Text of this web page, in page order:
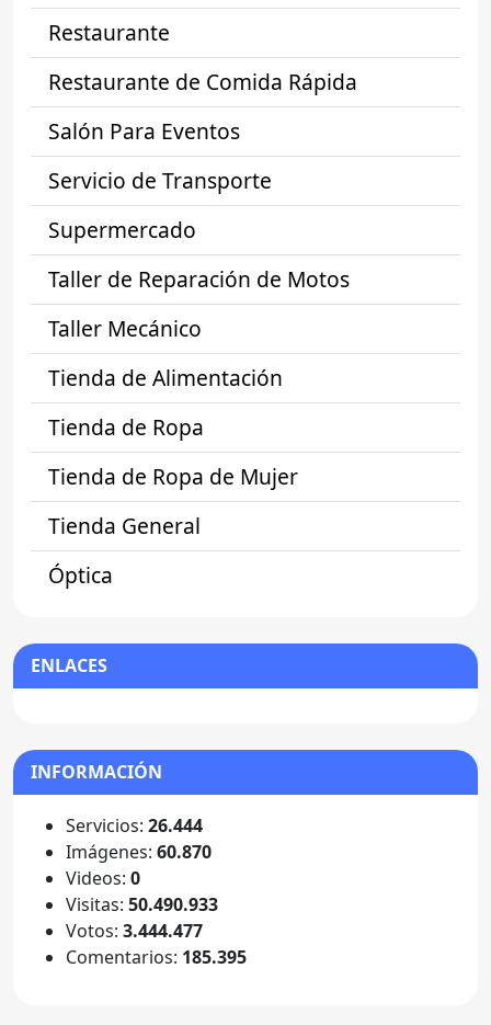
Restaurante
Restaurante de Comida Rápida
Salón Para Eventos
Servicio de Transporte
Supermercado
Taller de Reparación de Motos
Taller Mecánico
Tienda de Alimentación
Tienda de Ropa
Tienda de Ropa de Mujer
Tienda General
Óptica
ENLACES
INFORMACIÓN
Servicios: 26.444
Imágenes: 60.870
Videos: 0
Visitas: 50.490.933
Votos: 3.444.477
Comentarios: 185.395